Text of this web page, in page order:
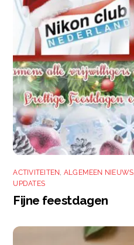
ACTIVITEITEN ALGEMEEN NIEUWS
UPDATES
Fijne feestdagen